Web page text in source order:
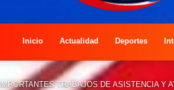
Inicio Actualidad Deportes
IMPORTANTES TRABAJOS DE ASISTENCIA Y